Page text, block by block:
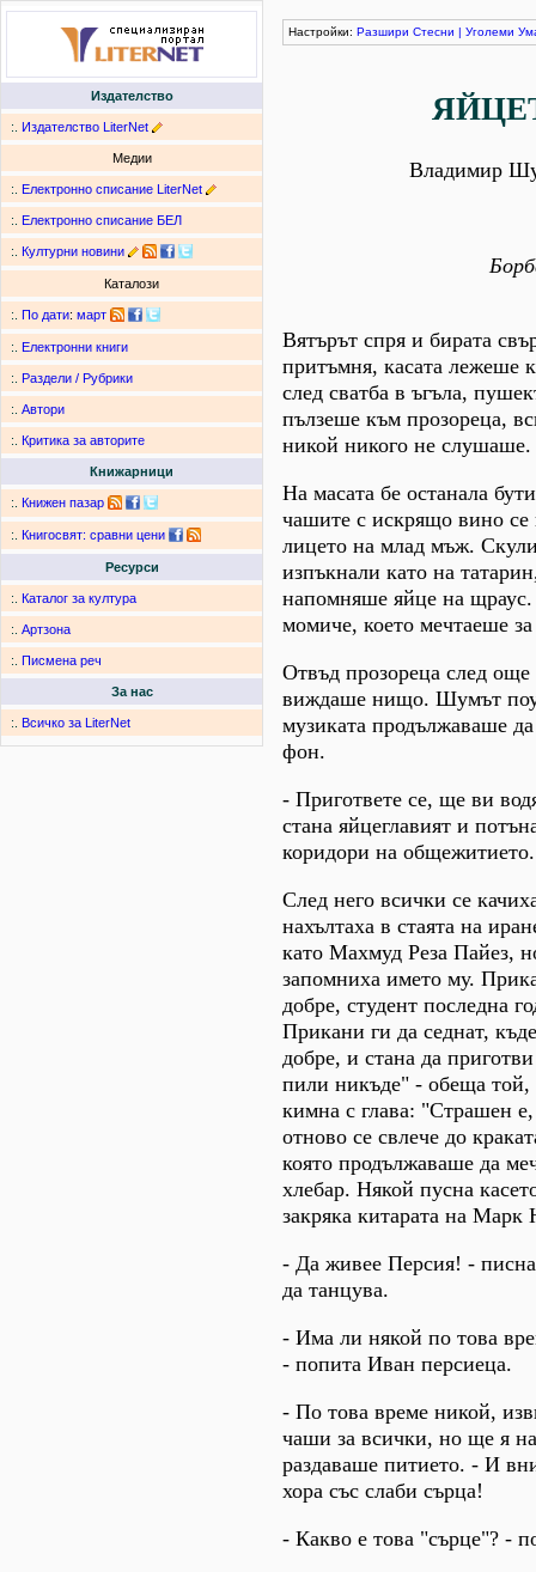
Издателство
:. Издателство LiterNet
Медии
:. Електронно списание LiterNet
:. Електронно списание БЕЛ
:. Културни новини
Каталози
:. По дати: март
:. Електронни книги
:. Раздели / Рубрики
:. Автори
:. Критика за авторите
Книжарници
:. Книжен пазар
:. Книгосвят: сравни цени
Ресурси
:. Каталог за култура
:. Артзона
:. Писмена реч
За нас
:. Всичко за LiterNet
Настройки: Разшири Стесни | Уголеми
Владимир
Вятърът спря и бирата
притъмня, касата лежеше
след сватба в ъгъла,
пълзеше към прозореца,
никой никого не слушаше.
На масата бе останала
чашите с искрящо вино
лицето на млад мъж.
изпъкнали като на
напомняше яйце на щраус.
момиче, което мечтаеше
Отвъд прозореца след още
виждаше нищо. Шумът
музиката продължаваше
фон.
- Пригответе се, ще ви
стана яйцеглавият и
коридори на общежитието.
След него всички се
нахълтаха в стаята на
като Махмуд Реза Пайез,
запомниха името му.
добре, студент последна
Прикани ги да седнат,
добре, и стана да
пили никъде" - обеща той,
кимна с глава: "Страшен
отново се свлече до
която продължаваше да
хлебар. Някой пусна
закряка китарата на
- Да живее Персия! -
да танцува.
- Има ли някой по това
- попита Иван персиеца.
- По това време никой,
чаши за всички, но ще я
раздаваше питието. - И
хора със слаби сърца!
- Какво е това "сърце"? -